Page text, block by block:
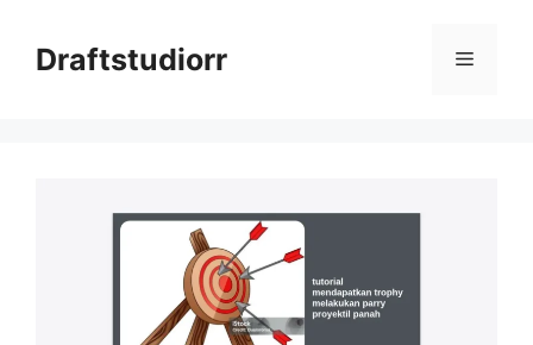
contentDraftstudiorr Menu